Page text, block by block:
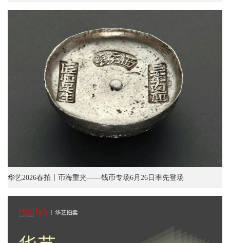
华艺2026春拍丨币海重光——钱币专场6月26日率先登场